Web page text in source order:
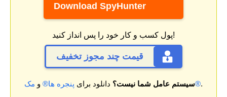
Download SpyHunter
پول کسب و کار خود را پس انداز کنید!
قیمت چند مجوز تخفیف
سیستم عامل شما نیست؟ دانلود برای پنجره ها® و مک®.